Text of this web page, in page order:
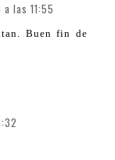
las 11:55
Buen fin de